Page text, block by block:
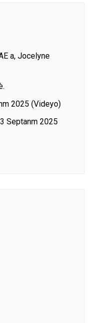
a, Jocelyne
2025 (Videyo)
Septanm 2025